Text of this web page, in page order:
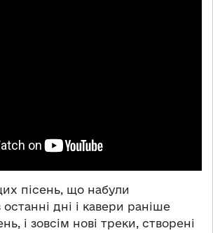
пісень, що набули
дні і кавери раніше
і зовсім нові треки, створені